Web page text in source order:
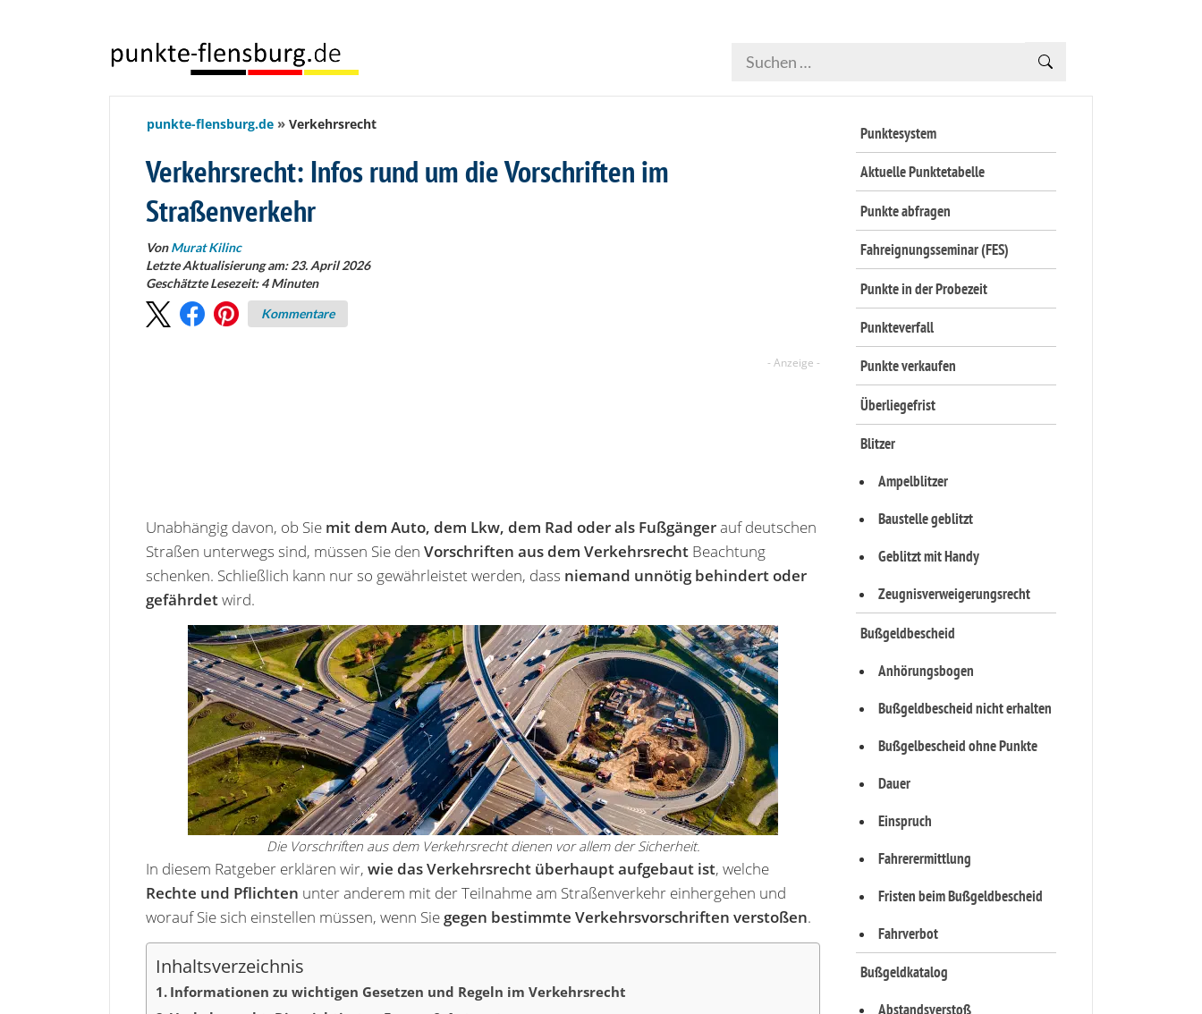
Punktesystem
Aktuelle Punktetabelle
Punkte abfragen
Fahreignungsseminar (FES)
Punkte in der Probezeit
Punkteverfall
Punkte verkaufen
Überliegefrist
Blitzer
Ampelblitzer
Baustelle geblitzt
Geblitzt mit Handy
Zeugnisverweigerungsrecht
Bußgeldbescheid
Anhörungsbogen
Bußgeldbescheid nicht erhalten
Bußgelbescheid ohne Punkte
Dauer
Einspruch
Fahrerermittlung
Fristen beim Bußgeldbescheid
Fahrverbot
Bußgeldkatalog
Abstandsverstoß
punkte-flensburg.de Verkehrsrecht
Verkehrsrecht: Infos rund um die Vorschriften im
Straßenverkehr
VonMurat Kilinc
Letzte Aktualisierung am: 23. April 2026
Geschätzte Lesezeit:4 Minuten
Kommentare
Unabhängig davon, ob Sie mit dem Auto, dem Lkw, dem Rad oder als Fußgängerauf deutschen
Straßen unterwegs sind, müssen Sie den Vorschriften aus dem Verkehrsrecht Beachtung
schenken. Schließlich kann nur so gewährleistet werden, dass niemand unnötig behindert oder
gefährdetwird.
Die Vorschriften aus dem Verkehrsrecht dienen vor allem der Sicherheit.
In diesem Ratgeber erklären wir, wie das Verkehrsrecht überhaupt aufgebaut ist, welche
Rechte und Pflichten unter anderem mit der Teilnahme am Straßenverkehr einhergehen und
worauf Sie sich einstellen müssen, wenn Sie gegen bestimmte Verkehrsvorschriften verstoßen.
Inhaltsverzeichnis
Informationen zu wichtigen Gesetzen und Regeln im Verkehrsrecht